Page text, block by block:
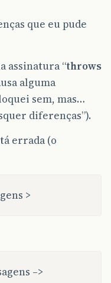
que eu pude
assinatura “throws
alguma
sem, mas…
diferenças”).
errada (o
­­>
­­–>